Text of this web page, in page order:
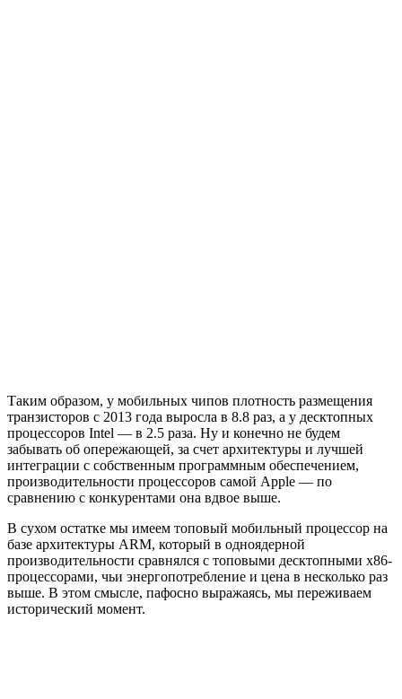
Таким образом, у мобильных чипов плотность размещения
транзисторов с 2013 года выросла в 8.8 раз, а у десктопных
процессоров Intel — в 2.5 раза. Ну и конечно не будем
забывать об опережающей, за счет архитектуры и лучшей
интеграции с собственным программным обеспечением,
производительности процессоров самой Apple — по
сравнению с конкурентами она вдвое выше.
В сухом остатке мы имеем топовый мобильный процессор на
базе архитектуры ARM, который в одноядерной
производительности сравнялся с топовыми десктопными x86-
процессорами, чьи энергопотребление и цена в несколько раз
выше. В этом смысле, пафосно выражаясь, мы переживаем
исторический момент.